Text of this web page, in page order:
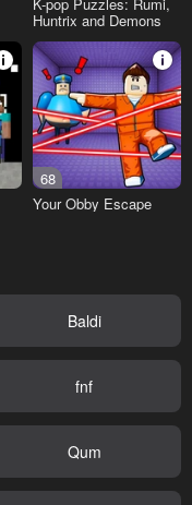
Huntrix and Demons
68
Your Obby Escape
Baldi
fnf
Qum